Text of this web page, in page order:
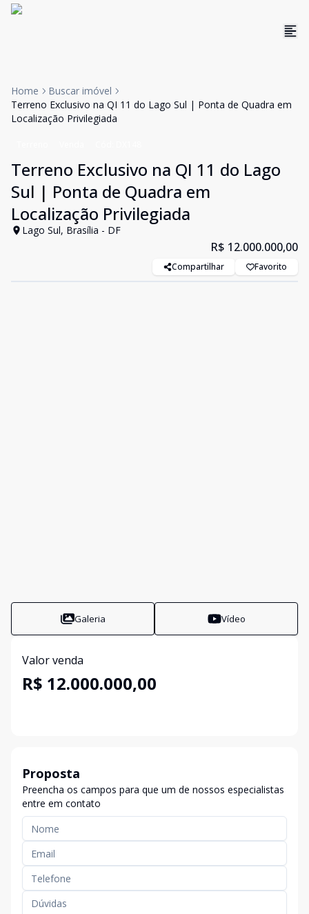
Home
Buscar imóvel
Terreno Exclusivo na QI 11 do Lago Sul | Ponta de Quadra em
Localização Privilegiada
Terreno Exclusivo na QI 11 do Lago
Sul | Ponta de Quadra em
Localização Privilegiada
Lago Sul, Brasília - DF
R$ 12.000.000,00
Compartilhar Favorito
Galeria Vídeo
Valor venda
R$ 12.000.000,00
Proposta
Preencha os campos para que um de nossos especialistas
entre em contato